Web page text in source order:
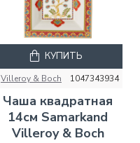
Villeroy & Boch 1047343934
Чаша квадратная
14см Samarkand
Villeroy & Boch
КУПИТЬ